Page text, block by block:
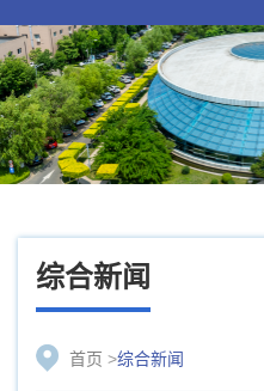
综合新闻
首页 >综合新闻